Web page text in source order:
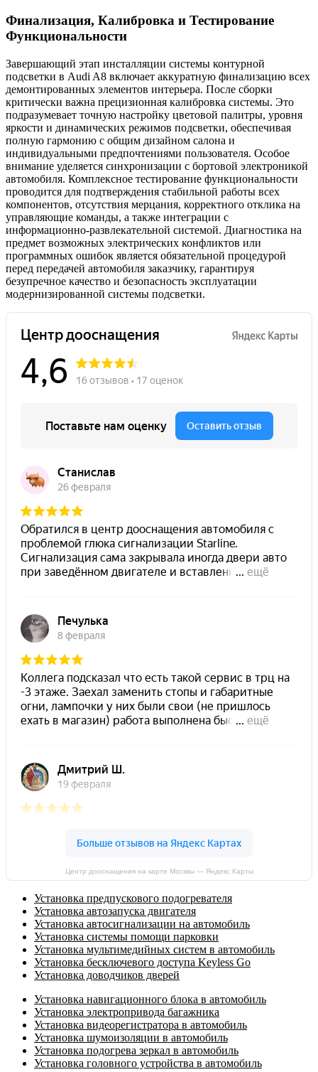
Финализация, Калибровка и Тестирование
Функциональности
Завершающий этап инсталляции системы контурной
подсветки в Audi A8 включает аккуратную финализацию всех
демонтированных элементов интерьера. После сборки
критически важна прецизионная калибровка системы. Это
подразумевает точную настройку цветовой палитры, уровня
яркости и динамических режимов подсветки, обеспечивая
полную гармонию с общим дизайном салона и
индивидуальными предпочтениями пользователя. Особое
внимание уделяется синхронизации с бортовой электроникой
автомобиля. Комплексное тестирование функциональности
проводится для подтверждения стабильной работы всех
компонентов, отсутствия мерцания, корректного отклика на
управляющие команды, а также интеграции с
информационно-развлекательной системой. Диагностика на
предмет возможных электрических конфликтов или
программных ошибок является обязательной процедурой
перед передачей автомобиля заказчику, гарантируя
безупречное качество и безопасность эксплуатации
модернизированной системы подсветки.
Центр дооснащения на карте Москвы — Яндекс Карты
Установка предпускового подогревателя
Установка автозапуска двигателя
Установка автосигнализации на автомобиль
Установка системы помощи парковки
Установка мультимедийных систем в автомобиль
Установка бесключевого доступа Keyless Go
Установка доводчиков дверей
Установка навигационного блока в автомобиль
Установка электропривода багажника
Установка видеорегистратора в автомобиль
Установка шумоизоляции в автомобиль
Установка подогрева зеркал в автомобиль
Установка головного устройства в автомобиль